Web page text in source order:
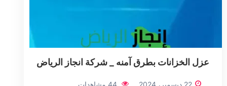
عزل الخزانات بطرق آمنه _ شركة انجاز الرياض
22 ديسمبر، 2024 44 مشاهدات